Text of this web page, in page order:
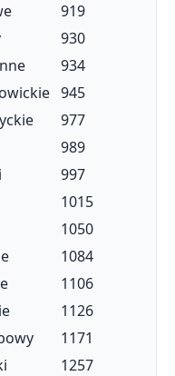
919
930
934
945
977
989
997
1015
1050
1084
1106
1126
1171
1257